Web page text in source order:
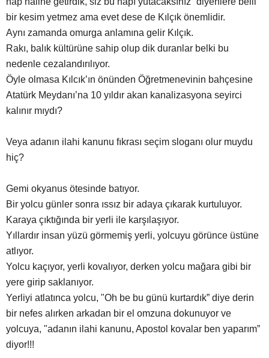
bir kesim yetmez ama evet dese de Kılçık önemlidir.
Aynı zamanda omurga anlamına gelir Kılçık.
Rakı, balık kültürüne sahip olup dik duranlar belki bu
nedenle cezalandırılıyor.
Öyle olmasa Kılcık’ın önünden Öğretmenevinin bahçesine
Atatürk Meydanı’na 10 yıldır akan kanalizasyona seyirci
kalınır mıydı?
Veya adanın ilahi kanunu fıkrası seçim sloganı olur muydu
hiç?
Gemi okyanus ötesinde batıyor.
Bir yolcu günler sonra ıssız bir adaya çıkarak kurtuluyor.
Karaya çıktığında bir yerli ile karşılaşıyor.
Yıllardır insan yüzü görmemiş yerli, yolcuyu görünce üstüne
atlıyor.
Yolcu kaçıyor, yerli kovalıyor, derken yolcu mağara gibi bir
yere girip saklanıyor.
Yerliyi atlatınca yolcu, "Oh be bu günü kurtardık” diye derin
bir nefes alırken arkadan bir el omzuna dokunuyor ve
yolcuya, "adanın ilahi kanunu, Apostol kovalar ben yaparım”
diyor!!!